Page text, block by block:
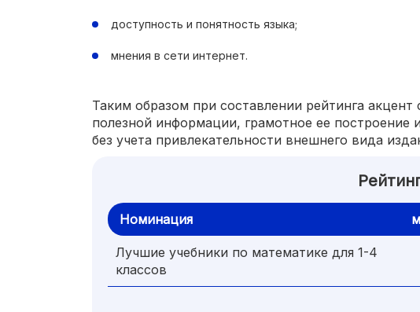
доступность и понятность языка;
мнения в сети интернет.
Таким образом при составлении рейтинга акцент
полезной информации, грамотное ее построение
без учета привлекательности внешнего вида
Номинация
Лучшие учебники по математике для 1-4
классов